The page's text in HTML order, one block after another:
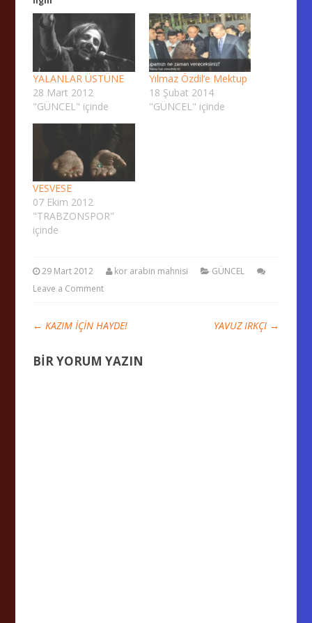
YALANLAR ÜSTÜNE
28 Mart 2012
"GÜNCEL" içinde
Yılmaz Özdil’e Mektup
18 Şubat 2014
"GÜNCEL" içinde
VESVESE
07 Ekim 2012
"TRABZONSPOR"
içinde
29 Mart 2012 kor arabin mahnisi
GÜNCEL
Leave a Comment
← KAZIM İÇİN HAYDE! YAVUZ IRKÇI →
BIR YORUM YAZIN